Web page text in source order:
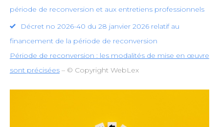
période de reconversion et aux entretiens professionnels
Décret no 2026-40 du 28 janvier 2026 relatif au
financement de la période de reconversion
Période de reconversion : les modalités de mise en œuvre
sont précisées– © Copyright WebLex